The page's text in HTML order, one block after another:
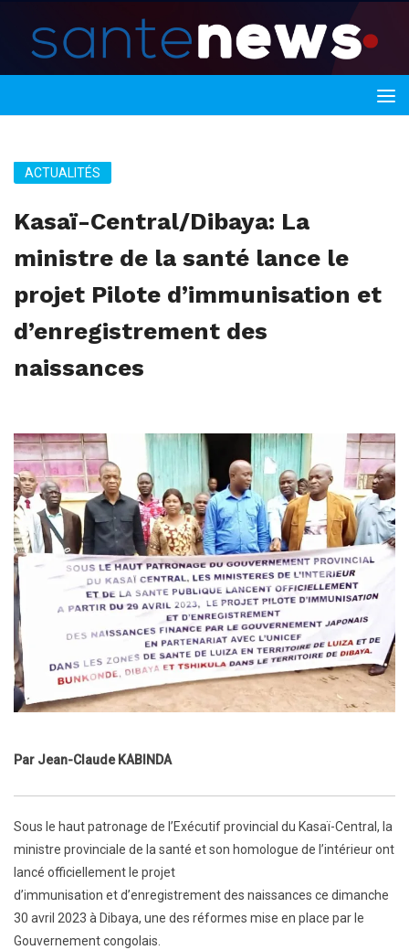
ACTUALITÉS
Kasaï-Central/Dibaya: La
ministre de la santé lance le
projet Pilote d’immunisation et
d’enregistrement des
naissances
Par Jean-Claude KABINDA
Sous le haut patronage de l’Exécutif provincial du Kasaï-Central, la
ministre provinciale de la santé et son homologue de l’intérieur ont
lancé officiellement le projet
d’immunisation et d’enregistrement des naissances ce dimanche
30 avril 2023 à Dibaya, une des réformes mise en place par le
Gouvernement congolais.